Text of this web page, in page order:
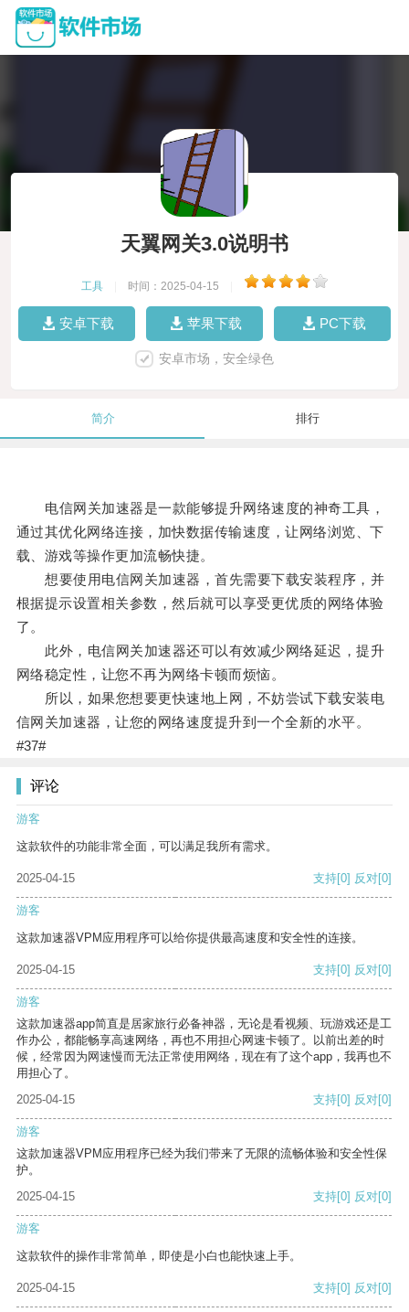
天翼网关3.0说明书
工具 时间：2025-04-15
安卓下载 苹果下载 PC下载
安卓市场，安全绿色
简介 排行
电信网关加速器是一款能够提升网络速度的神奇工具，
通过其优化网络连接，加快数据传输速度，让网络浏览、下
载、游戏等操作更加流畅快捷。
想要使用电信网关加速器，首先需要下载安装程序，并
根据提示设置相关参数，然后就可以享受更优质的网络体验
了。
此外，电信网关加速器还可以有效减少网络延迟，提升
网络稳定性，让您不再为网络卡顿而烦恼。
所以，如果您想要更快速地上网，不妨尝试下载安装电
信网关加速器，让您的网络速度提升到一个全新的水平。
#37#
评论
游客
这款软件的功能非常全面，可以满足我所有需求。
2025-04-15 支持[0] 反对[0]
游客
这款加速器VPM应用程序可以给你提供最高速度和安全性的连接。
2025-04-15 支持[0] 反对[0]
游客
这款加速器app简直是居家旅行必备神器，无论是看视频、玩游戏还是工
作办公，都能畅享高速网络，再也不用担心网速卡顿了。以前出差的时
候，经常因为网速慢而无法正常使用网络，现在有了这个app，我再也不
用担心了。
2025-04-15
支持[0] 反对[0]
游客
这款加速器VPM应用程序已经为我们带来了无限的流畅体验和安全性保
护。
2025-04-15
支持[0] 反对[0]
游客
这款软件的操作非常简单，即使是小白也能快速上手。
2025-04-15 支持[0] 反对[0]